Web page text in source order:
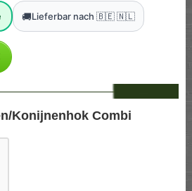
🚚Lieferbar nach 🇧🇪 🇳🇱
Konijnenhok Combi